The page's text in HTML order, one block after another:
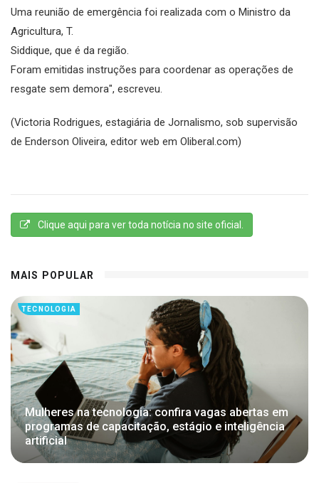
Uma reunião de emergência foi realizada com o Ministro da
Agricultura, T.
Siddique, que é da região.
Foram emitidas instruções para coordenar as operações de
resgate sem demora", escreveu.
(Victoria Rodrigues, estagiária de Jornalismo, sob supervisão
de Enderson Oliveira, editor web em Oliberal.com)
Clique aqui para ver toda notícia no site oficial.
MAIS POPULAR
TECNOLOGIA
Mulheres na tecnologia: confira vagas abertas em
programas de capacitação, estágio e inteligência
artificial